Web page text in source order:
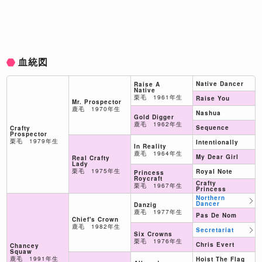
血統図
Crafty
Prospector
栗毛 1979年生
Chancey
Squaw
鹿毛 1991年生
Mr. Prospector
鹿毛 1970年生
Real Crafty
Lady
栗毛 1975年生
Chief's Crown
鹿毛 1982年生
Raise A
Native
栗毛 1961年生
Gold Digger
鹿毛 1962年生
In Reality
鹿毛 1964年生
Princess
Roycraft
栗毛 1967年生
Danzig
鹿毛 1977年生
Six Crowns
栗毛 1976年生
Native Dancer
Raise You
Nashua
Sequence
Intentionally
My Dear Girl
Royal Note
Crafty
Princess
Northern
Dancer
Pas De Nom
Secretariat
Chris Evert
Hoist The Flag